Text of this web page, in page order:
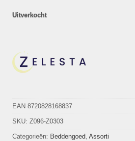
Uitverkocht
EAN 8720828168837
SKU: Z096-Z0303
Categorieën: Beddengoed, Assorti